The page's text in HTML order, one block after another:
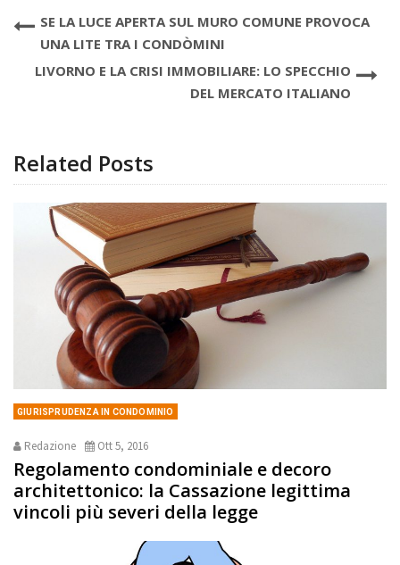
SE LA LUCE APERTA SUL MURO COMUNE PROVOCA
UNA LITE TRA I CONDÒMINI
LIVORNO E LA CRISI IMMOBILIARE: LO SPECCHIO
DEL MERCATO ITALIANO
Related Posts
GIURISPRUDENZA IN CONDOMINIO
Redazione Ott 5, 2016
Regolamento condominiale e decoro
architettonico: la Cassazione legittima
vincoli più severi della legge